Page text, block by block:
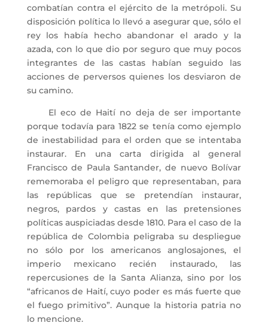
combatían contra el ejército de la metrópoli. Su
disposición política lo llevó a asegurar que, sólo el
rey los había hecho abandonar el arado y la
azada, con lo que dio por seguro que muy pocos
integrantes de las castas habían seguido las
acciones de perversos quienes los desviaron de
su camino.
El eco de Haití no deja de ser importante
porque todavía para 1822 se tenía como ejemplo
de inestabilidad para el orden que se intentaba
instaurar. En una carta dirigida al general
Francisco de Paula Santander, de nuevo Bolívar
rememoraba el peligro que representaban, para
las repúblicas que se pretendían instaurar,
negros, pardos y castas en las pretensiones
políticas auspiciadas desde 1810. Para el caso de la
república de Colombia peligraba su despliegue
no sólo por los americanos anglosajones, el
imperio mexicano recién instaurado, las
repercusiones de la Santa Alianza, sino por los
“africanos de Haití, cuyo poder es más fuerte que
el fuego primitivo”. Aunque la historia patria no
lo mencione.